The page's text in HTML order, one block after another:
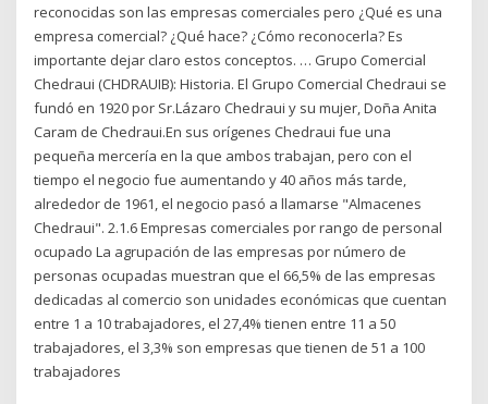
reconocidas son las empresas comerciales pero ¿Qué es una
empresa comercial? ¿Qué hace? ¿Cómo reconocerla? Es
importante dejar claro estos conceptos. … Grupo Comercial
Chedraui (CHDRAUIB): Historia. El Grupo Comercial Chedraui se
fundó en 1920 por Sr.Lázaro Chedraui y su mujer, Doña Anita
Caram de Chedraui.En sus orígenes Chedraui fue una
pequeña mercería en la que ambos trabajan, pero con el
tiempo el negocio fue aumentando y 40 años más tarde,
alrededor de 1961, el negocio pasó a llamarse "Almacenes
Chedraui". 2.1.6 Empresas comerciales por rango de personal
ocupado La agrupación de las empresas por número de
personas ocupadas muestran que el 66,5% de las empresas
dedicadas al comercio son unidades económicas que cuentan
entre 1 a 10 trabajadores, el 27,4% tienen entre 11 a 50
trabajadores, el 3,3% son empresas que tienen de 51 a 100
trabajadores